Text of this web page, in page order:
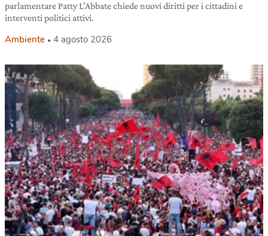
parlamentare Patty L’Abbate chiede nuovi diritti per i cittadini e
interventi politici attivi.
Ambiente 4 agosto 2026